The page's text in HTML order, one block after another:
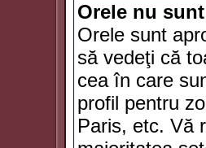
Orele nu
Orele sunt
să vedeţi că
cea în care
profil pentru
Paris, etc. Vă